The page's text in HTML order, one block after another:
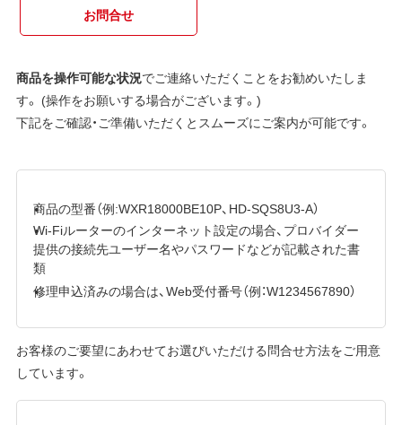
お問合せ
商品を操作可能な状況でご連絡いただくことをお勧めいたしま
す。 (操作をお願いする場合がございます。)
下記をご確認・ご準備いただくとスムーズにご案内が可能です。
商品の型番（例:WXR18000BE10P、HD-SQS8U3-A）
Wi-Fiルーターのインターネット設定の場合、プロバイダー
提供の接続先ユーザー名やパスワードなどが記載された書
類
修理申込済みの場合は、Web受付番号（例：W1234567890）
お客様のご要望にあわせてお選びいただける問合せ方法をご用意
しています。